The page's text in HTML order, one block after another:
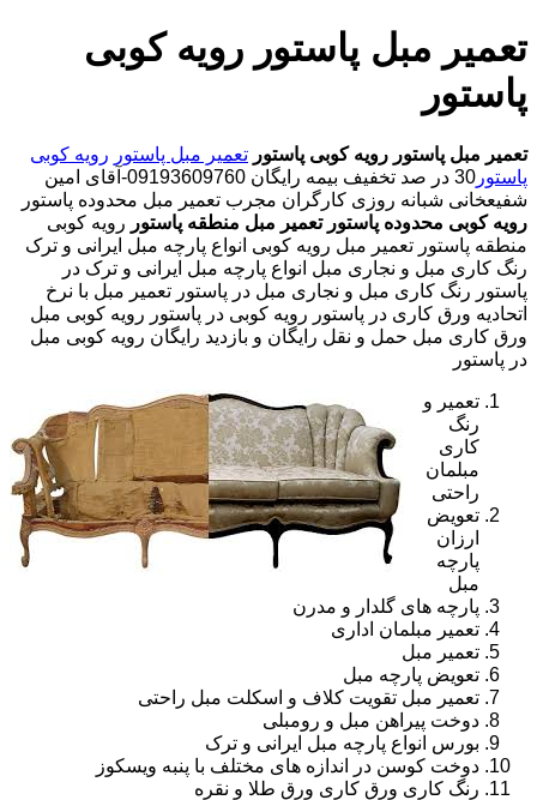
تعمیر مبل پاستور رویه کوبی
پاستور
تعمیر مبل پاستور رویه کوبی پاستور تعمیر مبل پاستور رویه کوبی
پاستور
30 در صد تخفیف بیمه رایگان 09193609760-آقای امین
شفیعخانی شبانه روزی کارگران مجرب تعمیر مبل محدوده پاستور
رویه کوبی محدوده پاستور تعمیر مبل منطقه پاستور رویه کوبی
منطقه پاستور تعمیر مبل رویه کوبی انواع پارچه مبل ایرانی و ترک
رنگ کاری مبل و نجاری مبل انواع پارچه مبل ایرانی و ترک در
پاستور رنگ کاری مبل و نجاری مبل در پاستور تعمیر مبل با نرخ
اتحادیه ورق کاری در پاستور رویه کوبی در پاستور رویه کوبی مبل
ورق کاری مبل حمل و نقل رایگان و بازدید رایگان رویه کوبی مبل
در پاستور
تعمیر و
رنگ
کاری
مبلمان
راحتی
تعویض
ارزان
پارچه
مبل
پارچه های گلدار و مدرن
تعمیر مبلمان اداری
تعمیر مبل
تعویض پارچه مبل
تعمیر مبل تقویت کلاف و اسکلت مبل راحتی
دوخت پیراهن مبل و رومبلی
بورس انواع پارچه مبل ایرانی و ترک
دوخت کوسن در اندازه های مختلف با پنبه ویسکوز
رنگ کاری ورق کاری ورق طلا و نقره